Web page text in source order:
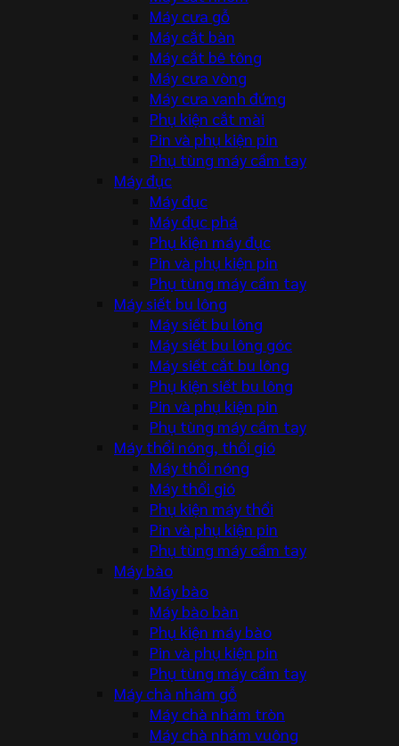
Máy cưa gỗ
Máy cắt bàn
Máy cắt bê tông
Máy cưa vòng
Máy cưa vanh đứng
Phụ kiện cắt mài
Pin và phụ kiện pin
Phụ tùng máy cầm tay
Máy đục
Máy đục
Máy đục phá
Phụ kiện máy đục
Pin và phụ kiện pin
Phụ tùng máy cầm tay
Máy siết bu lông
Máy siết bu lông
Máy siết bu lông góc
Máy siết cắt bu lông
Phụ kiện siết bu lông
Pin và phụ kiện pin
Phụ tùng máy cầm tay
Máy thổi nóng, thổi gió
Máy thổi nóng
Máy thổi gió
Phụ kiện máy thổi
Pin và phụ kiện pin
Phụ tùng máy cầm tay
Máy bào
Máy bào
Máy bào bàn
Phụ kiện máy bào
Pin và phụ kiện pin
Phụ tùng máy cầm tay
Máy chà nhám gỗ
Máy chà nhám tròn
Máy chà nhám vuông